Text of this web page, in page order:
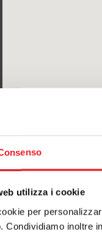
utilizza i cookie
per
Condividiamo inoltre